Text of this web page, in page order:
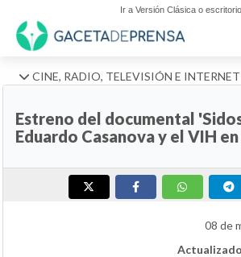
Ir a Versión Clásica o escritorio
CINE, RADIO, TELEVISIÓN E INTERNET
Estreno del documental
Eduardo Casanova y el VIH
08 de